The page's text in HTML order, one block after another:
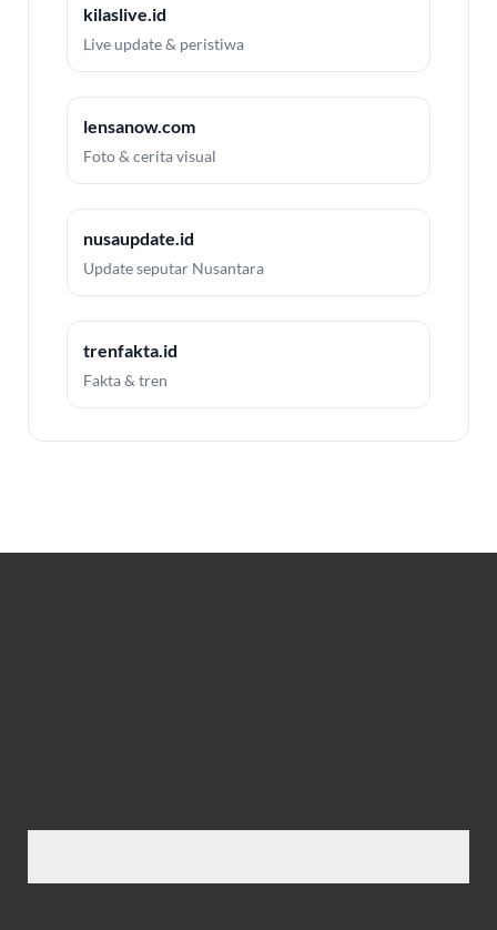
kilaslive.id
Live update & peristiwa
lensanow.com
Foto & cerita visual
nusaupdate.id
Update seputar Nusantara
trenfakta.id
Fakta & tren